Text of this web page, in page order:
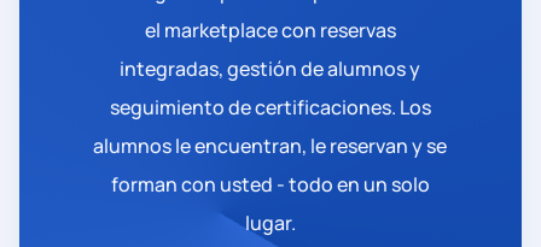
el marketplace con reservas
integradas, gestión de alumnos y
seguimiento de certificaciones. Los
alumnos le encuentran, le reservan y se
forman con usted - todo en un solo
lugar.